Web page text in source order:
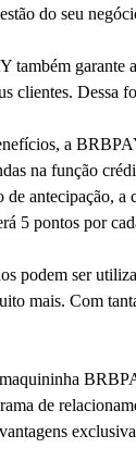
do seu
também garante
clientes. Dessa
a
na função
de antecipação,
5 pontos por
podem ser
mais. Com
de